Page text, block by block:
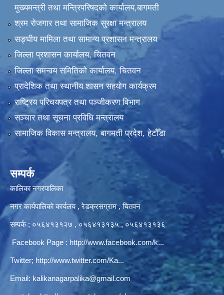
मुख्यमन्त्री तथा मन्त्रिपरिषदको कार्यालय,बागमती
श्रम रोजगार तथा सामाजिक सुरक्षा मन्त्रालय
सङ्‍घीय मामिला तथा सामान्य प्रशासन मन्त्रालय
जिल्ला प्रशासन कार्यालय, चितवन
जिल्ला समन्वय समितिको कार्यालय, चितवन
प्रादेशिक तथा स्थानीय शासन सहयोग कार्यक्रम
राष्ट्रिय परिचयपत्र तथा पञ्‍जीकरण विभाग
सञ्‍चार तथा सूचना प्रविधि मन्त्रालय
सामाजिक विकास मन्त्रालय, बागमती प्रदेश, हेटौँडा
सम्पर्क
कालिका नगरपालिका
नगर कार्यपालिकाे कार्यलय‍ , रेडक्रसग्राम , चितवन
सम्पर्क ; ०५६४१३१२७ , ०५६४१३१३५ , ०५६४१३१३६
Facebook Page : http://www.facebook.com/k...
Twitter; http://www.twitter.com/Ka...
Email: kalikanagarpalika@gmail.com